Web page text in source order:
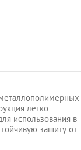
легко
использования в
защиту от